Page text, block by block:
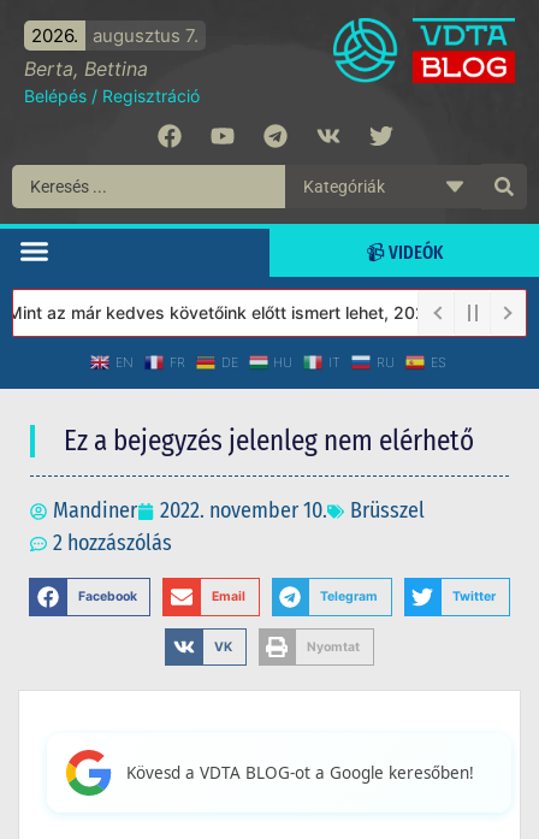
2026. augusztus 7.
Berta, Bettina
Belépés / Regisztráció
📹 VIDEÓK
az már kedves követőink előtt ismert lehet, 2023-tól a Védett
EN FR DE HU IT RU ES
Ez a bejegyzés jelenleg nem elérhető
Mandiner 2022. november 10.
Brüsszel
2 hozzászólás
Facebook Email Telegram Twitter
VK Nyomtat
Kövesd a VDTA BLOG-ot a Google keresőben!